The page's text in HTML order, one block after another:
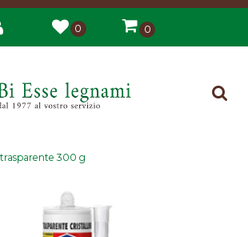
0 0
300 g